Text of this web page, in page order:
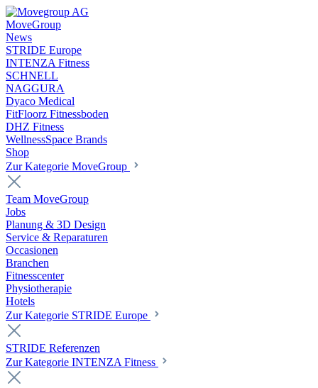
MoveGroup
News
STRIDE Europe
INTENZA Fitness
SCHNELL
NAGGURA
Dyaco Medical
FitFloorz Fitnessboden
DHZ Fitness
WellnessSpace Brands
Shop
Zur Kategorie MoveGroup
Team MoveGroup
Jobs
Planung & 3D Design
Service & Reparaturen
Occasionen
Branchen
Fitnesscenter
Physiotherapie
Hotels
Zur Kategorie STRIDE Europe
STRIDE Referenzen
Zur Kategorie INTENZA Fitness